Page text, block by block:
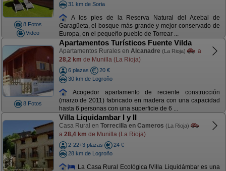
8 Fotos
Video
31 km de Soria
A los pies de la Reserva Natural del Acebal de
Garagüeta, el bosque más grande y mejor conservado de
Europa, en el pequeño pueblo de Torrear ...
8 Fotos
Apartamentos Turísticos Fuente Vilda
Apartamentos Rurales en Alcanadre (La Rioja)
a
28,2 km de Munilla (La Rioja)
6 plazas
20 €
30 km de Logroño
Acogedor apartamento de reciente construcción
(marzo de 2011) fabricado en madera con una capacidad
hasta 6 personas con una superficie de 6 ...
Villa Liquidambar I y II
Casa Rural en Torrecilla en Cameros (La Rioja)
a 28,4 km de Munilla (La Rioja)
2-22+3 plazas
24 €
28 km de Logroño
La Casa Rural Ecológica !Villa Liquidámbar es una